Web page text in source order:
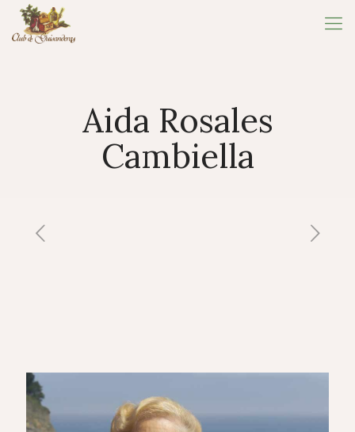
Aida Rosales
Cambiella